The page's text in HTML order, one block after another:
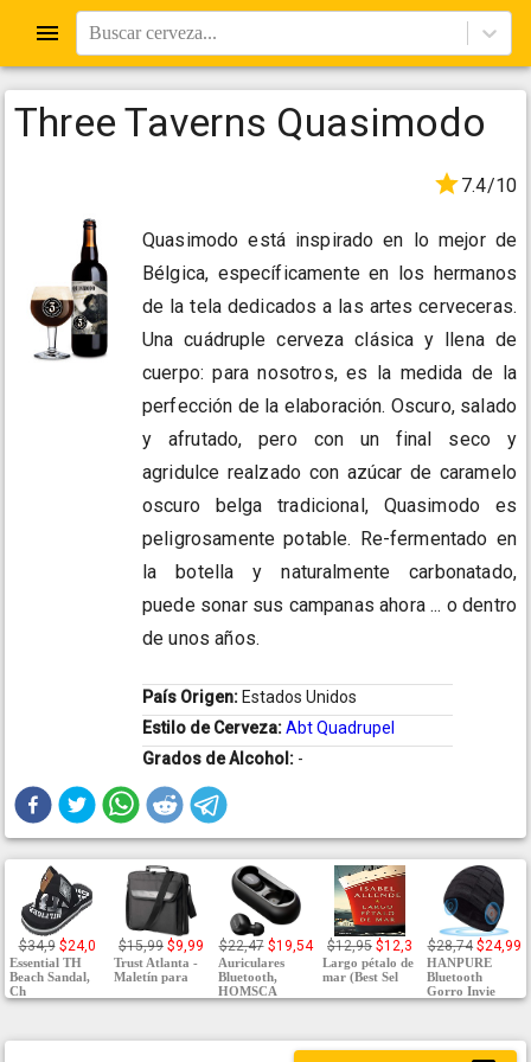
Buscar cerveza...
Three Taverns Quasimodo
7.4/10
Quasimodo está inspirado en lo mejor de
Bélgica, específicamente en los hermanos
de la tela dedicados a las artes cerveceras.
Una cuádruple cerveza clásica y llena de
cuerpo: para nosotros, es la medida de la
perfección de la elaboración. Oscuro, salado
y afrutado, pero con un final seco y
agridulce realzado con azúcar de caramelo
oscuro belga tradicional, Quasimodo es
peligrosamente potable. Re-fermentado en
la botella y naturalmente carbonatado,
puede sonar sus campanas ahora ... o dentro
de unos años.
País Origen: Estados Unidos
Estilo de Cerveza:Abt Quadrupel
Grados de Alcohol: -
$34,9 $24,0
Essential TH
Beach Sandal,
Ch
$15,99 $9,99
Trust Atlanta -
Maletín para
$22,47 $19,54
Auriculares
Bluetooth,
HOMSCA
$12,95 $12,3
Largo pétalo de
mar (Best Sel
$28,74 $24,99
HANPURE
Bluetooth
Gorro Invie